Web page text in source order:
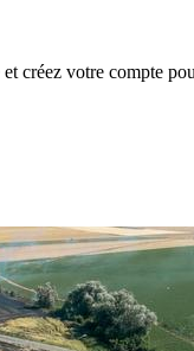
créez votre compte